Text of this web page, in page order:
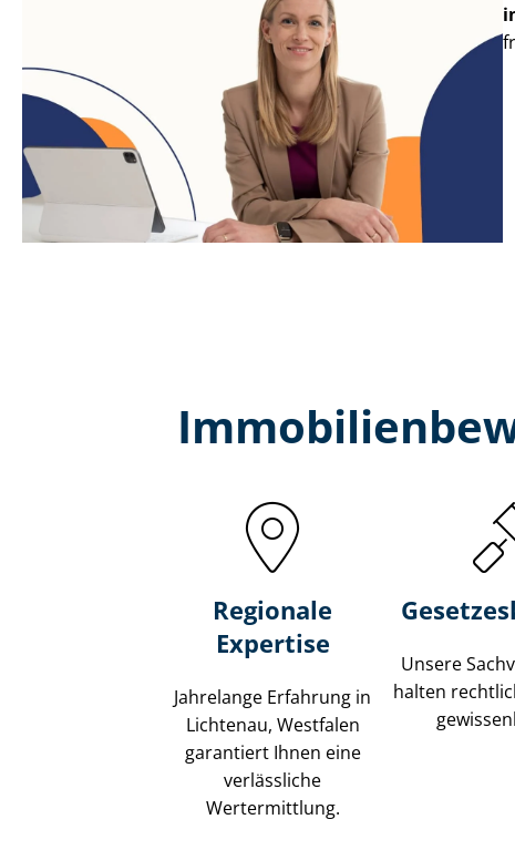
Regionale
Expertise
Jahrelange Erfahrung in
Lichtenau, Westfalen
garantiert Ihnen eine
verlässliche
Wertermittlung.
Unsere
halten